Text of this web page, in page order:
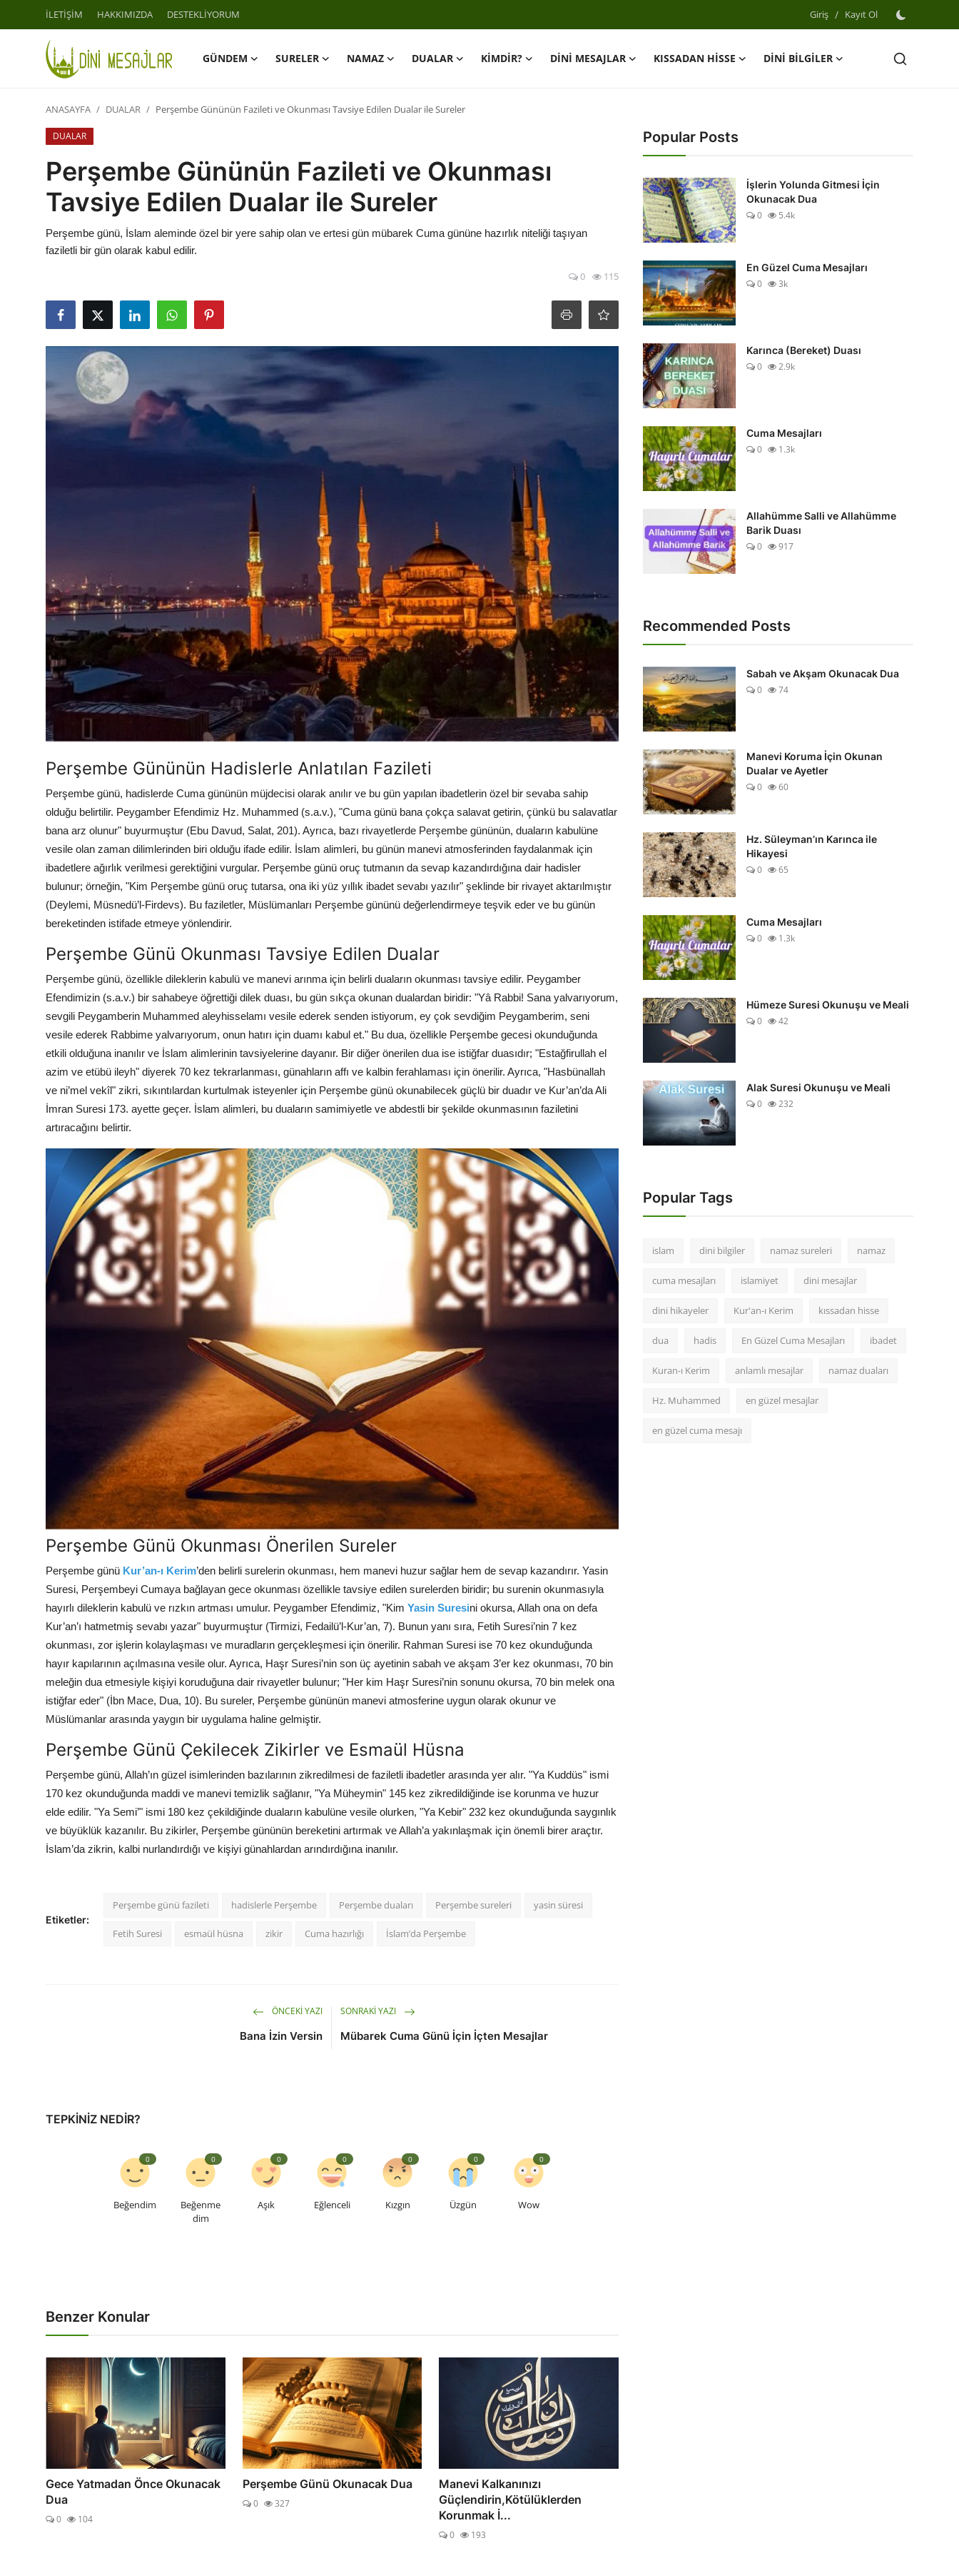
İLETİŞİM HAKKIMIZDA DESTEKLİYORUM Giriş / Kayıt Ol
GÜNDEM SURELER NAMAZ DUALAR KİMDİR? DİNİ MESAJLAR KISSADAN HİSSE
DİNİ BİLGİLER
Giriş
HAKKIMIZDA
DESTEKLİYORUM
DUALAR
DİNİ MESAJLAR
ANASAYFA DUALAR Perşembe Gününün Fazileti ve Okunması Tavsiye Edilen Dualar ile Sureler
DUALAR
Perşembe Gününün Fazileti ve Okunması
Tavsiye Edilen Dualar ile Sureler
Perşembe günü, İslam aleminde özel bir yere sahip olan ve ertesi gün mübarek Cuma gününe hazırlık niteliği taşıyan
faziletli bir gün olarak kabul edilir.
0 115
Perşembe Gününün Hadislerle Anlatılan Fazileti
Perşembe günü, hadislerde Cuma gününün müjdecisi olarak anılır ve bu gün yapılan ibadetlerin özel bir sevaba sahip
olduğu belirtilir. Peygamber Efendimiz Hz. Muhammed (s.a.v.), "Cuma günü bana çokça salavat getirin, çünkü bu salavatlar
bana arz olunur" buyurmuştur (Ebu Davud, Salat, 201). Ayrıca, bazı rivayetlerde Perşembe gününün, duaların kabulüne
vesile olan zaman dilimlerinden biri olduğu ifade edilir. İslam alimleri, bu günün manevi atmosferinden faydalanmak için
ibadetlere ağırlık verilmesi gerektiğini vurgular. Perşembe günü oruç tutmanın da sevap kazandırdığına dair hadisler
bulunur; örneğin, "Kim Perşembe günü oruç tutarsa, ona iki yüz yıllık ibadet sevabı yazılır" şeklinde bir rivayet aktarılmıştır
(Deylemi, Müsnedü’l-Firdevs). Bu faziletler, Müslümanları Perşembe gününü değerlendirmeye teşvik eder ve bu günün
bereketinden istifade etmeye yönlendirir.
Perşembe Günü Okunması Tavsiye Edilen Dualar
Perşembe günü, özellikle dileklerin kabulü ve manevi arınma için belirli duaların okunması tavsiye edilir. Peygamber
Efendimizin (s.a.v.) bir sahabeye öğrettiği dilek duası, bu gün sıkça okunan dualardan biridir: "Yâ Rabbi! Sana yalvarıyorum,
sevgili Peygamberin Muhammed aleyhisselamı vesile ederek senden istiyorum, ey çok sevdiğim Peygamberim, seni
vesile ederek Rabbime yalvarıyorum, onun hatırı için duamı kabul et." Bu dua, özellikle Perşembe gecesi okunduğunda
etkili olduğuna inanılır ve İslam alimlerinin tavsiyelerine dayanır. Bir diğer önerilen dua ise istiğfar duasıdır; "Estağfirullah el
azim ve etübü ileyh" diyerek 70 kez tekrarlanması, günahların affı ve kalbin ferahlaması için önerilir. Ayrıca, "Hasbünallah
ve ni’mel vekîl" zikri, sıkıntılardan kurtulmak isteyenler için Perşembe günü okunabilecek güçlü bir duadır ve Kur’an’da Ali
İmran Suresi 173. ayette geçer. İslam alimleri, bu duaların samimiyetle ve abdestli bir şekilde okunmasının faziletini
artıracağını belirtir.
Perşembe Günü Okunması Önerilen Sureler
Perşembe günü Kur’an-ı Kerim’den belirli surelerin okunması, hem manevi huzur sağlar hem de sevap kazandırır. Yasin
Suresi, Perşembeyi Cumaya bağlayan gece okunması özellikle tavsiye edilen surelerden biridir; bu surenin okunmasıyla
hayırlı dileklerin kabulü ve rızkın artması umulur. Peygamber Efendimiz, "Kim Yasin Suresini okursa, Allah ona on defa
Kur’an’ı hatmetmiş sevabı yazar" buyurmuştur (Tirmizi, Fedailü’l-Kur’an, 7). Bunun yanı sıra, Fetih Suresi’nin 7 kez
okunması, zor işlerin kolaylaşması ve muradların gerçekleşmesi için önerilir. Rahman Suresi ise 70 kez okunduğunda
hayır kapılarının açılmasına vesile olur. Ayrıca, Haşr Suresi’nin son üç ayetinin sabah ve akşam 3’er kez okunması, 70 bin
meleğin dua etmesiyle kişiyi koruduğuna dair rivayetler bulunur; "Her kim Haşr Suresi’nin sonunu okursa, 70 bin melek ona
istiğfar eder" (İbn Mace, Dua, 10). Bu sureler, Perşembe gününün manevi atmosferine uygun olarak okunur ve
Müslümanlar arasında yaygın bir uygulama haline gelmiştir.
Perşembe Günü Çekilecek Zikirler ve Esmaül Hüsna
Perşembe günü, Allah’ın güzel isimlerinden bazılarının zikredilmesi de faziletli ibadetler arasında yer alır. "Ya Kuddüs" ismi
170 kez okunduğunda maddi ve manevi temizlik sağlanır, "Ya Müheymin" 145 kez zikredildiğinde ise korunma ve huzur
elde edilir. "Ya Semi’" ismi 180 kez çekildiğinde duaların kabulüne vesile olurken, "Ya Kebir" 232 kez okunduğunda saygınlık
ve büyüklük kazanılır. Bu zikirler, Perşembe gününün bereketini artırmak ve Allah’a yakınlaşmak için önemli birer araçtır.
İslam’da zikrin, kalbi nurlandırdığı ve kişiyi günahlardan arındırdığına inanılır.
Etiketler:
Perşembe günü fazileti hadislerle Perşembe Perşembe duaları Perşembe sureleri yasin süresi
Fetih Suresi esmaül hüsna zikir Cuma hazırlığı İslam’da Perşembe
ÖNCEKI YAZI
Bana İzin Versin
SONRAKI YAZI
Mübarek Cuma Günü İçin İçten Mesajlar
TEPKINIZ NEDIR?
Beğendim
0
Beğenme
dim
0
Aşık
0
Eğlenceli
0
Kızgın
0
Üzgün
0
Wow
0
Benzer Konular
Gece Yatmadan Önce Okunacak
Dua
0 104
Perşembe Günü Okunacak Dua
0 327
Manevi Kalkanınızı
Güçlendirin,Kötülüklerden
Korunmak İ...
0 193
Popular Posts
İşlerin Yolunda Gitmesi İçin
Okunacak Dua
0
5.4k
En Güzel Cuma Mesajları
0
3k
Karınca (Bereket) Duası
0
2.9k
Cuma Mesajları
0
1.3k
Allahümme Salli ve Allahümme
Barik Duası
0
917
Recommended Posts
Sabah ve Akşam Okunacak Dua
0
74
Manevi Koruma İçin Okunan
Dualar ve Ayetler
0
60
Hz. Süleyman’ın Karınca ile
Hikayesi
0
65
Cuma Mesajları
0
1.3k
Hümeze Suresi Okunuşu ve Meali
0
42
Alak Suresi Okunuşu ve Meali
0
232
Popular Tags
islam dini bilgiler namaz sureleri namaz
cuma mesajları islamiyet dini mesajlar
dini hikayeler Kur'an-ı Kerim kıssadan hisse
dua hadis En Güzel Cuma Mesajları ibadet
Kuran-ı Kerim anlamlı mesajlar namaz duaları
Hz. Muhammed en güzel mesajlar
en güzel cuma mesajı